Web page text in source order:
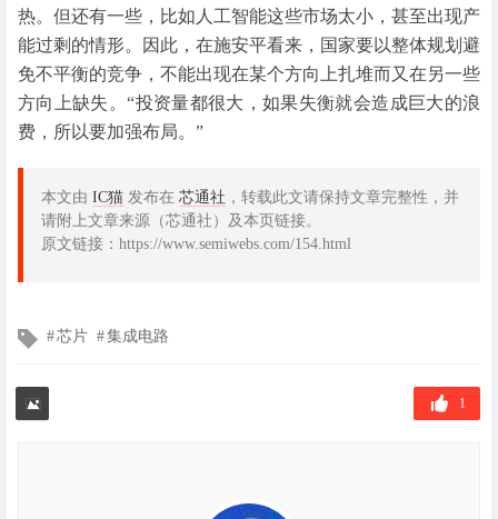
热。但还有一些，比如人工智能这些市场太小，甚至出现产
能过剩的情形。因此，在施安平看来，国家要以整体规划避
免不平衡的竞争，不能出现在某个方向上扎堆而又在另一些
方向上缺失。“投资量都很大，如果失衡就会造成巨大的浪
费，所以要加强布局。”
本文由 IC猫 发布在 芯通社 ，转载此文请保持文章完整性，并
请附上文章来源（芯通社）及本页链接。
原文链接：https://www.semiwebs.com/154.html
文
签
芯片 集成电路
1